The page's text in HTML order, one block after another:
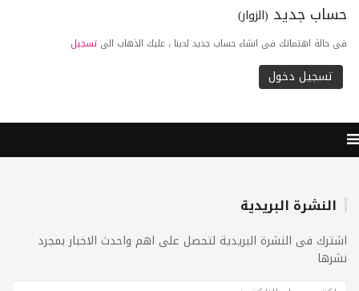
حساب جديد (الزوار)
فى حالة اهتماتك فى انشاء حساب جديد لدينا ، عليك الذهاب الى تسجيل
النشرة البريدية
اشترك فى النشرة البريدية لتحصل على اهم واحدث الاخبار بمجرد
نشرها